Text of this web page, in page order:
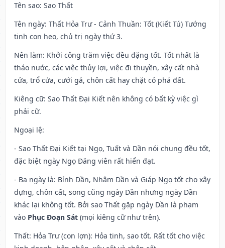
Tên sao: Sao Thất
Tên ngày: Thất Hỏa Trư - Cảnh Thuần: Tốt (Kiết Tú) Tướng
tinh con heo, chủ trị ngày thứ 3.
Nên làm: Khởi công trăm việc đều đặng tốt. Tốt nhất là
tháo nước, các việc thủy lợi, việc đi thuyền, xây cất nhà
cửa, trổ cửa, cưới gả, chôn cất hay chặt cỏ phá đất.
Kiêng cữ: Sao Thất Đại Kiết nên không có bất kỳ việc gì
phải cữ.
Ngoại lệ:
- Sao Thất Đại Kiết tại Ngọ, Tuất và Dần nói chung đều tốt,
đặc biệt ngày Ngọ Đăng viên rất hiển đạt.
- Ba ngày là: Bính Dần, Nhâm Dần và Giáp Ngọ tốt cho xây
dựng, chôn cất, song cũng ngày Dần nhưng ngày Dần
khác lại không tốt. Bởi sao Thất gặp ngày Dần là phạm
vào Phục Đoạn Sát (mọi kiêng cữ như trên).
Thất: Hỏa Trư (con lợn): Hỏa tinh, sao tốt. Rất tốt cho việc